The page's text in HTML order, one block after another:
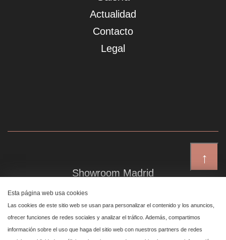
↑
Actualidad
Contacto
Legal
Showroom Madrid
Plaza de Canalejas 6, 4 izq
Centro, 28014 Madrid
Esta página web usa cookies
Las cookies de este sitio web se usan para personalizar el contenido y los anuncios,
ofrecer funciones de redes sociales y analizar el tráfico. Además, compartimos
información sobre el uso que haga del sitio web con nuestros partners de redes